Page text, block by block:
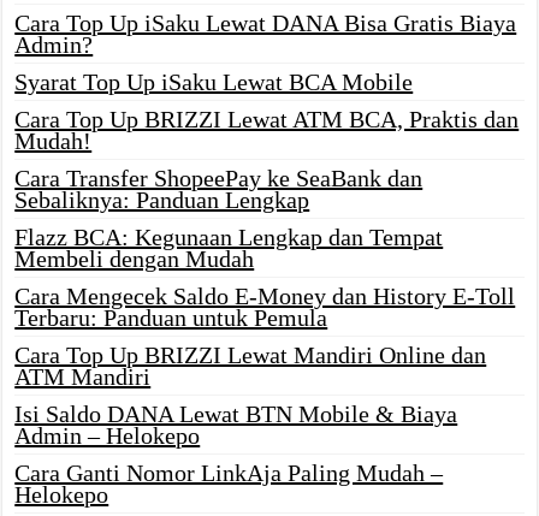
Cara Top Up iSaku Lewat DANA Bisa Gratis Biaya
Admin?
Syarat Top Up iSaku Lewat BCA Mobile
Cara Top Up BRIZZI Lewat ATM BCA, Praktis dan
Mudah!
Cara Transfer ShopeePay ke SeaBank dan
Sebaliknya: Panduan Lengkap
Flazz BCA: Kegunaan Lengkap dan Tempat
Membeli dengan Mudah
Cara Mengecek Saldo E-Money dan History E-Toll
Terbaru: Panduan untuk Pemula
Cara Top Up BRIZZI Lewat Mandiri Online dan
ATM Mandiri
Isi Saldo DANA Lewat BTN Mobile & Biaya
Admin – Helokepo
Cara Ganti Nomor LinkAja Paling Mudah –
Helokepo